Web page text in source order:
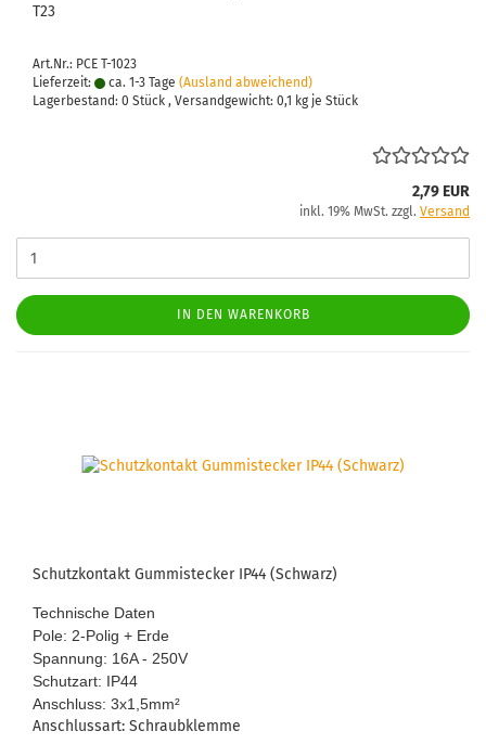
T23
Art.Nr.: PCE T-1023
Lieferzeit:
ca. 1-3 Tage (Ausland abweichend)
Lagerbestand: 0 Stück , Versandgewicht: 0,1 kg je Stück
2,79 EUR
inkl. 19% MwSt. zzgl. Versand
IN DEN WARENKORB
Schutz­kon­takt Gum­mi­ste­cker IP44 (Schwarz)
Tech­ni­sche Daten
Pole: 2-​Polig + Erde
Span­nung: 16A - 250V
Schutz­art: IP44
An­schluss: 3x1,5mm²
An­schluss­art: Schraub­klem­me